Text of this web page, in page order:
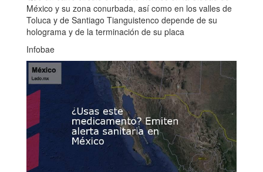
México y su zona conurbada, así como en los valles de
Toluca y de Santiago Tianguistenco depende de su
holograma y de la terminación de su placa
Infobae